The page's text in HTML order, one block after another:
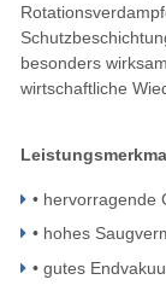
besonders
wirtschaftliche
• hervorragende
• hohes
• gutes